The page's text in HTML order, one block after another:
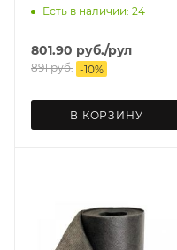
Есть в наличии: 24
801.90 руб./рул
891руб. -10%
В КОРЗИНУ